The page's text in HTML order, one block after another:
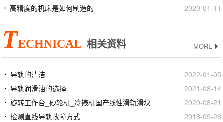
高精度的机床是如何制造的
2020-01-11
TECHNICAL 相关资料 MORE
导轨的清洁
2022-01-05
导轨润滑油的选择
2021-08-14
旋转工作台_砂轮机_冷裱机国产线性滑轨滑块
2020-08-21
检测直线导轨故障方式
2018-09-26